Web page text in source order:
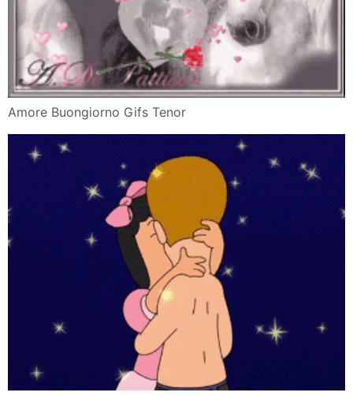
Amore Buongiorno Gifs Tenor